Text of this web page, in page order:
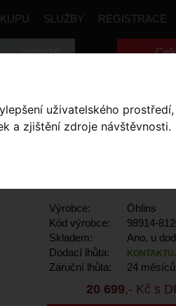
uživatelského prostředí,
a zjištění zdroje návštěvnosti.
SLUŽBY REGISTRACE
ABSORBER
Výrobce:
Öhlins
Kód výrobce:
98914-
Skladem:
Ano, u
Dodací lhůta:
Záruční lhůta: 24 měsíců
20 699,- Kč s